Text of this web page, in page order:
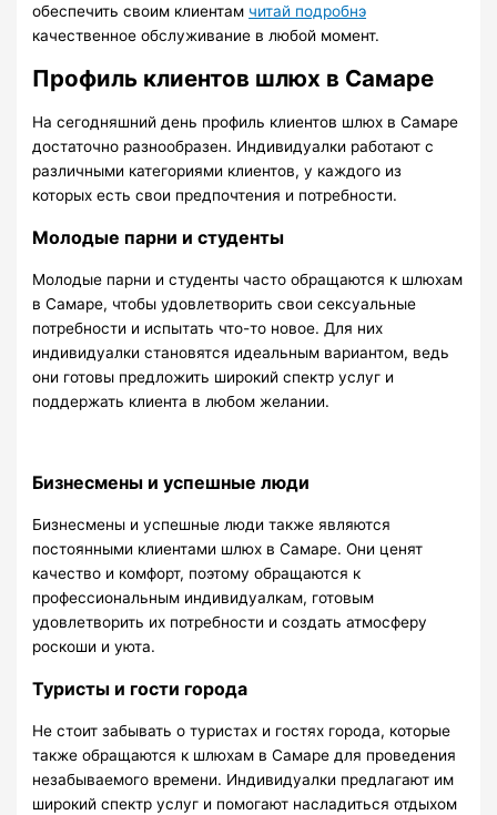
обеспечить своим клиентам читай подробнэ
качественное обслуживание в любой момент.
Профиль клиентов шлюх в Самаре
На сегодняшний день профиль клиентов шлюх в Самаре
достаточно разнообразен. Индивидуалки работают с
различными категориями клиентов, у каждого из
которых есть свои предпочтения и потребности.
Молодые парни и студенты
Молодые парни и студенты часто обращаются к шлюхам
в Самаре, чтобы удовлетворить свои сексуальные
потребности и испытать что-то новое. Для них
индивидуалки становятся идеальным вариантом, ведь
они готовы предложить широкий спектр услуг и
поддержать клиента в любом желании.
Бизнесмены и успешные люди
Бизнесмены и успешные люди также являются
постоянными клиентами шлюх в Самаре. Они ценят
качество и комфорт, поэтому обращаются к
профессиональным индивидуалкам, готовым
удовлетворить их потребности и создать атмосферу
роскоши и уюта.
Туристы и гости города
Не стоит забывать о туристах и гостях города, которые
также обращаются к шлюхам в Самаре для проведения
незабываемого времени. Индивидуалки предлагают им
широкий спектр услуг и помогают насладиться отдыхом